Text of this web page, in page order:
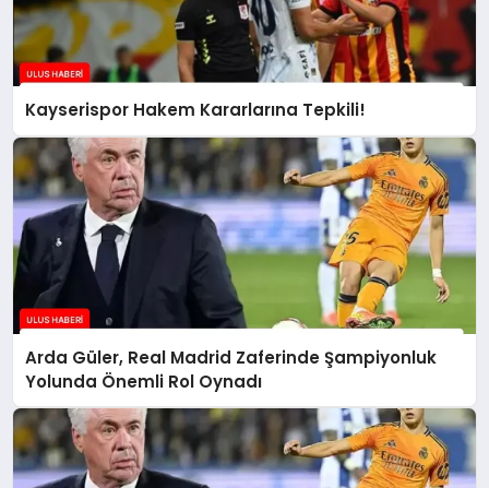
Kayserispor Hakem Kararlarına Tepkili!
Arda Güler, Real Madrid Zaferinde Şampiyonluk
Yolunda Önemli Rol Oynadı